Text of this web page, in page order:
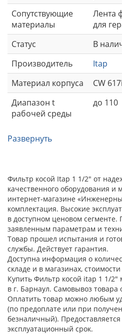
Сопутствующие
материалы
Лента
для
Статус
В
Производитель
Itap
Материал корпуса
CW
Диапазон t
рабочей среды
до 110
Развернуть
Фильтр косой Itap 1 1/2" от
качественного оборудования и
интернет-магазине
комплектация. Высокие
в доступном ценовом сегменте.
заявленным параметрам и
Товар прошел испытания и
службы. Действует гарантия.
Доступна информация о
складе и в магазинах,
Купить Фильтр косой itap 1 1/
в г. Барнаул. Самовывоз товара
Оплатить товар можно любым
(по предоплате или при
безналичный).
эксплуатационный срок.